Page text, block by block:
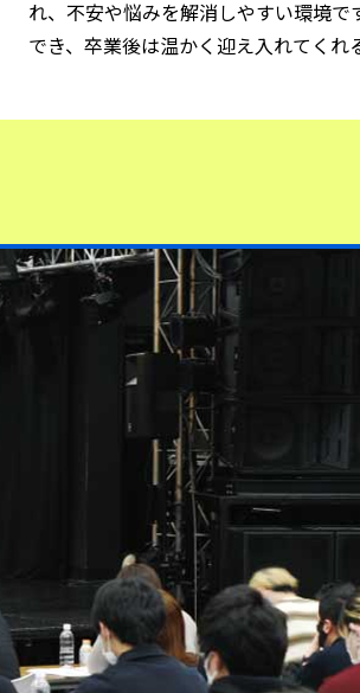
れ、不安や悩みを解消しやすい環境で
でき、卒業後は温かく迎え入れてくれ